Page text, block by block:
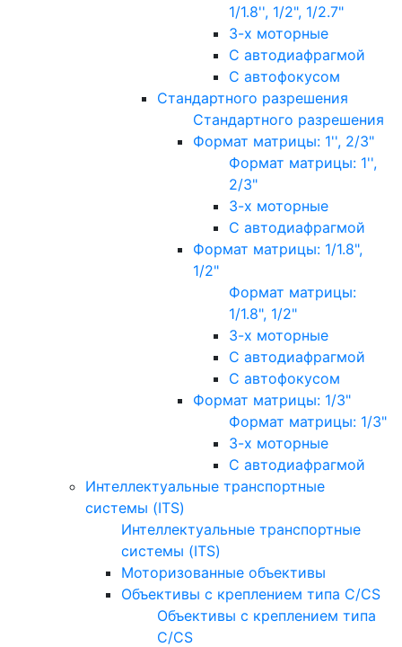
1/1.8'', 1/2", 1/2.7"
3-х моторные
С автодиафрагмой
С автофокусом
Стандартного разрешения
Стандартного разрешения
Формат матрицы: 1'', 2/3"
Формат матрицы: 1'',
2/3"
3-х моторные
С автодиафрагмой
Формат матрицы: 1/1.8",
1/2"
Формат матрицы:
1/1.8", 1/2"
3-х моторные
С автодиафрагмой
С автофокусом
Формат матрицы: 1/3"
Формат матрицы: 1/3"
3-х моторные
С автодиафрагмой
Интеллектуальные транспортные
системы (ITS)
Интеллектуальные транспортные
системы (ITS)
Моторизованные объективы
Объективы с креплением типа C/CS
Объективы с креплением типа
C/CS